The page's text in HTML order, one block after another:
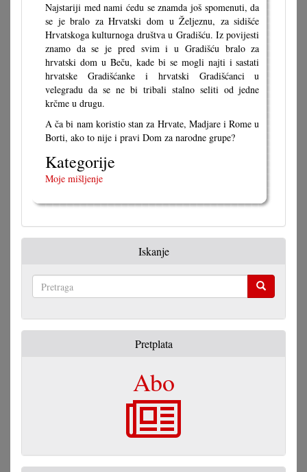
Najstariji med nami ćedu se znamda još spomenuti, da
se je bralo za Hrvatski dom u Željeznu, za sidišće
Hrvatskoga kulturnoga društva u Gradišću. Iz povijesti
znamo da se je pred svim i u Gradišću bralo za
hrvatski dom u Beču, kade bi se mogli najti i sastati
hrvatske Gradišćanke i hrvatski Gradišćanci u
velegradu da se ne bi tribali stalno seliti od jedne
krčme u drugu.
A ča bi nam koristio stan za Hrvate, Madjare i Rome u
Borti, ako to nije i pravi Dom za narodne grupe?
Kategorije
Moje mišljenje
Iskanje
Pretplata
Abo